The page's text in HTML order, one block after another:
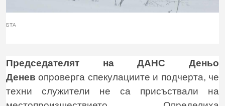
БТА
Председателят на ДАНС Деньо
Деневопроверга спекулациите и подчерта, че
техни служители не са присъствали на